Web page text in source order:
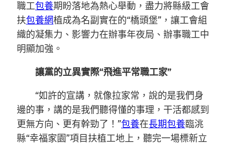
職工包養期盼落地為熱心舉動，盡力將縣級工會
扶包養網植成為名副實在的“橋頭堡”，讓工會組
織的凝集力、影響力在辦事年夜局、辦事職工中
明顯加強。
讓黨的立異實際“飛進平常職工家”
“如許的宣講，就像拉家常，說的是我們身
邊的事，講的是我們聽得懂的事理，干活都感到
更無方向、更有幹勁了！”包養在長期包養臨洮
縣“幸福家園”項目扶植工地上，聽完一場標新立